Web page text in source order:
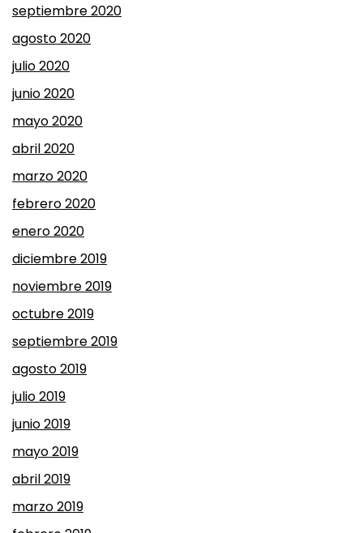
septiembre 2020
agosto 2020
julio 2020
junio 2020
mayo 2020
abril 2020
marzo 2020
febrero 2020
enero 2020
diciembre 2019
noviembre 2019
octubre 2019
septiembre 2019
agosto 2019
julio 2019
junio 2019
mayo 2019
abril 2019
marzo 2019